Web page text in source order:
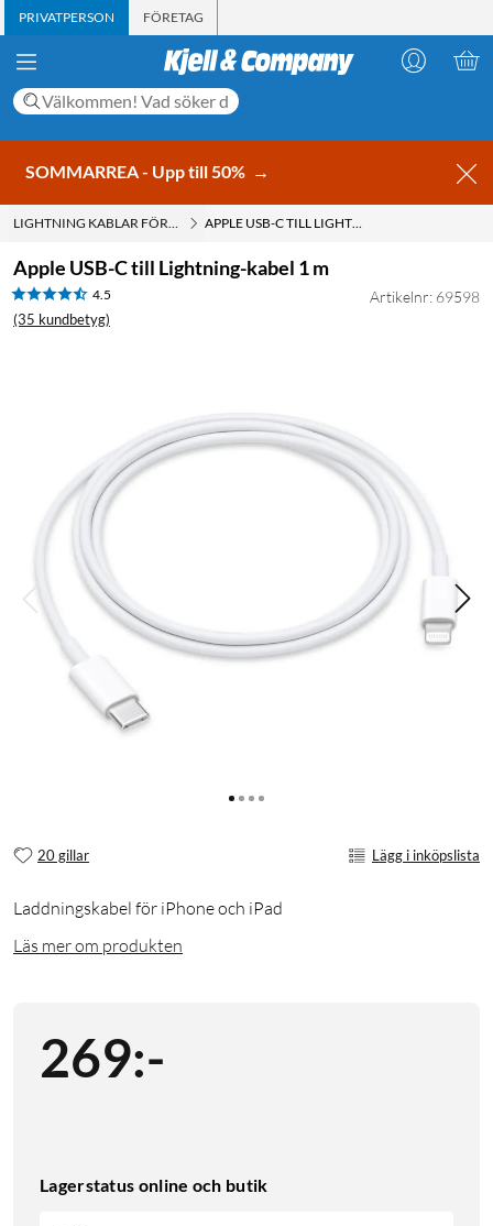
PRIVATPERSON FÖRETAG
SOMMARREA - Upp till 50% →
LIGHTNING KABLAR FÖR IPHONE OCH IPAD APPLE USB-C TILL LIGHTNING-KABEL 1 M
Apple USB-C till Lightning-kabel 1 m
4.5
(35 kundbetyg)
Artikelnr: 69598
20 gillar Lägg i inköpslista
Laddningskabel för iPhone och iPad
Läs mer om produkten
269:-
Lagerstatus online och butik